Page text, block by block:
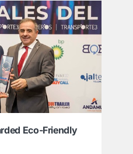
Eco-Friendly